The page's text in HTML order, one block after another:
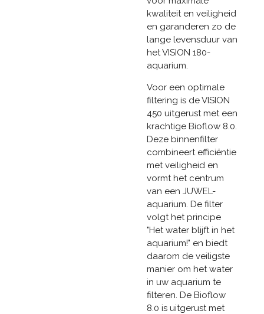
kwaliteit en veiligheid
en garanderen zo de
lange levensduur van
het VISION 180-
aquarium.
Voor een optimale
filtering is de VISION
450 uitgerust met een
krachtige Bioflow 8.0.
Deze binnenfilter
combineert efficiëntie
met veiligheid en
vormt het centrum
van een JUWEL-
aquarium. De filter
volgt het principe
"Het water blijft in het
aquarium!" en biedt
daarom de veiligste
manier om het water
in uw ​​aquarium te
filteren. De Bioflow
8.0 is uitgerust met